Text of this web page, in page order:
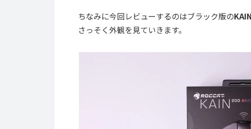
ちなみに今回レビューするのはブラック版の
さっそく外観を見ていきます。